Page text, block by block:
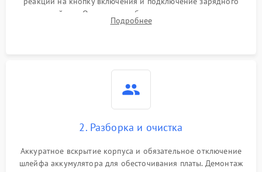
Выход из строя SSD или
HDD: медленная загрузка,
2000 ₽
Проблемы Wi‑Fi или
устройства. Оценка потребления тока с помощью
лабораторного блока питания для локализации проблемы.
Подробнее
2. Разборка и очистка
Аккуратное вскрытие корпуса и обязательное отключение
шлейфа аккумулятора для обесточивания платы. Демонтаж